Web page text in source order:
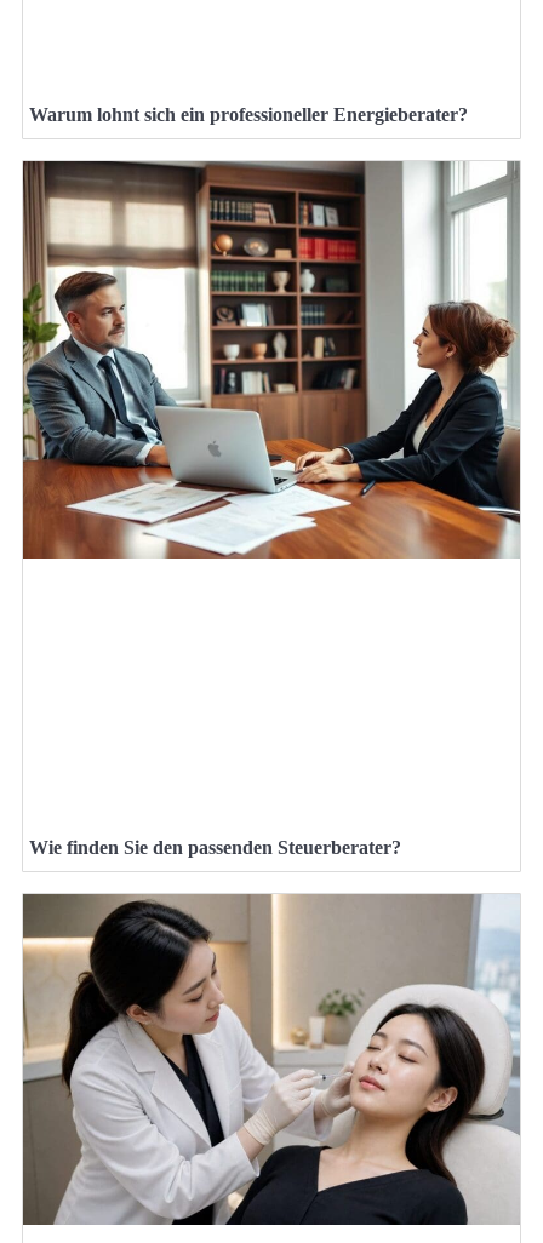
Warum lohnt sich ein professioneller Energieberater?
Wie finden Sie den passenden Steuerberater?